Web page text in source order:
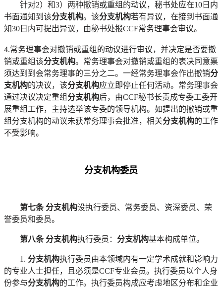
针对2）和3）两种撤销或重组的动议，秘书处应在10日内
书面通知到该分支机构。该分支机构若有异议，在接到书面通
知30日内可提出异议，由秘书处报CCF常务理事会审议。
4.常务理事会对撤销或重组的动议进行审议，并决定是否要撤
销或重组该分支机构。常务理事会对撤销或重组的表决同意票
须达到到会常务理事的三分之二。一经常务理事会作出撤销分
支机构的决议，该分支机构应立即停止任何活动。常务理事会
通过决议决定重组分支机构后，由CCF秘书长责成专委工委开
展重组工作，主持选举该专委的领导机构。如提出的撤销或重
组 分支机构的动议未获常务理事会批准，相关分支机构的工作
不受影响。
分支机构委员
第七条 分支机构设执行委员、常务委员、资深委员、荣
誉委员和委员。
第八条 分支机构执行委员： 分支机构基本构成单位。
1. 分支机构执行委员由本领域内有一定学术成就和影响力
的专业人士担任，且必须是CCF专业会员。执行委员以个人身
份参与分支机构的工作。执行委员构成应考虑地区分布和企业